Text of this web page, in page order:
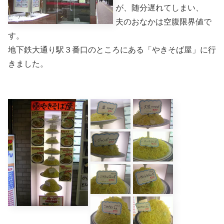
が、随分遅れてしまい、
夫のおなかは空腹限界値で
す。
地下鉄大通り駅３番口のところにある「やきそば屋」に行
きました。